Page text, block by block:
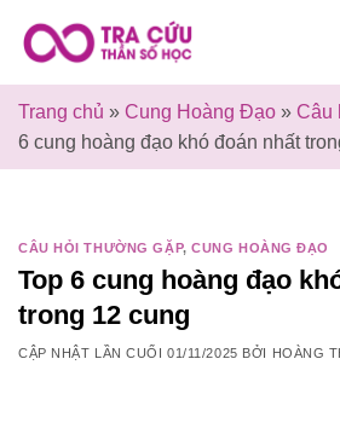
qua
dungTrang chủ » Cung Hoàng Đạo » Câu
6 cung hoàng đạo khó đoán nhất
CÂU HỎI THƯỜNG GẶP,CUNG HOÀNG ĐẠO
Top 6 cung hoàng đạo
trong 12 cung
CẬP NHẬT LẦN CUỐI01/11/2025 BỞI HOÀNG